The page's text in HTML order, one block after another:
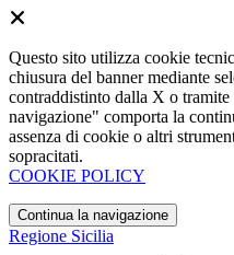
Questo sito utilizza cookie
chiusura del banner mediante
contraddistinto dalla X o
navigazione" comporta la
assenza di cookie o altri
sopracitati.
COOKIE POLICY
Continua la navigazione
Regione Sicilia